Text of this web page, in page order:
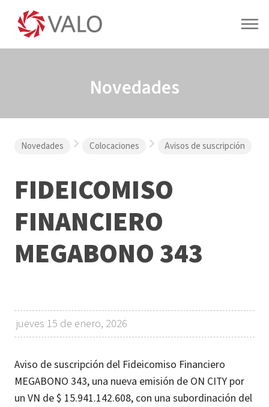
Novedades
Novedades Colocaciones Avisos de suscripción
FIDEICOMISO
FINANCIERO
MEGABONO 343
jueves 15 de enero, 2026
Aviso de suscripción del Fideicomiso Financiero
MEGABONO 343, una nueva emisión de ON CITY por
un VN de $ 15.941.142.608, con una subordinación del